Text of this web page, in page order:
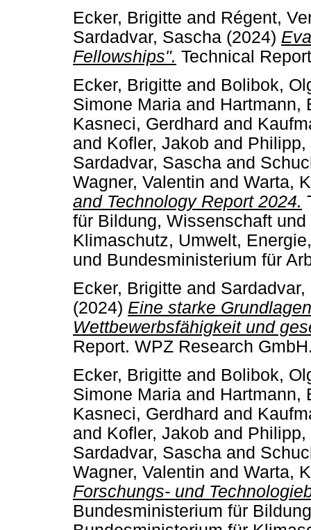
Ecker, Brigitte and Régent,
Sardadvar, Sascha (2024)
Fellowships". Technical
Ecker, Brigitte and Bolibok,
Simone Maria and Hartmann,
Kasneci, Gerdhard and
and Kofler, Jakob and Philipp,
Sardadvar, Sascha and
Wagner, Valentin and Warta,
and Technology Report 2024.
für Bildung, Wissenschaft
Klimaschutz, Umwelt,
und Bundesministerium für
Ecker, Brigitte and
(2024) Eine starke
Wettbewerbsfähigkeit und
Report. WPZ Research
Ecker, Brigitte and Bolibok,
Simone Maria and Hartmann,
Kasneci, Gerdhard and
and Kofler, Jakob and Philipp,
Sardadvar, Sascha and
Wagner, Valentin and Warta,
Forschungs- und
Bundesministerium für